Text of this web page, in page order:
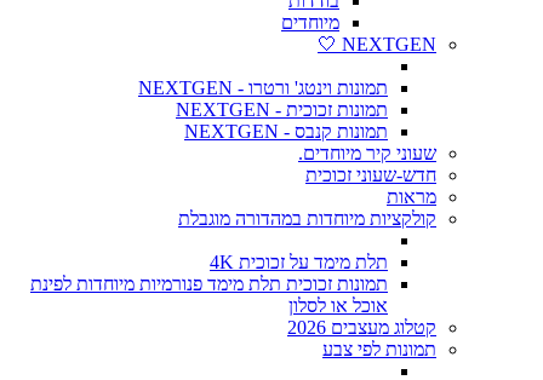
מיוחדים
NEXTGEN 🤍
תמונות וינטג' ורטרו - NEXTGEN
תמונות זכוכית - NEXTGEN
תמונות קנבס - NEXTGEN
שעוני קיר מיוחדים.
חדש-שעוני זכוכית
מראות
קולקציות מיוחדות במהדורה מוגבלת
תלת מימד על זכוכית 4K
תמונות זכוכית תלת מימד פנורמיות מיוחדות לפינת
אוכל או לסלון
קטלוג מעצבים 2026
תמונות לפי צבע